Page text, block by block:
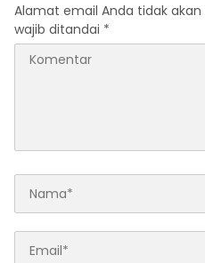
Alamat email Anda tidak akan
wajib ditandai *